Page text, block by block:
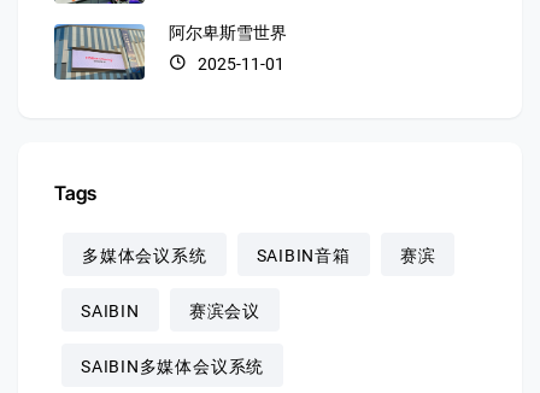
阿尔卑斯雪世界
2025-11-01
Tags
多媒体会议系统 SAIBIN音箱 赛滨
SAIBIN 赛滨会议
SAIBIN多媒体会议系统